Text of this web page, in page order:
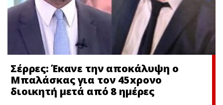
Σέρρες: Έκανε την αποκάλυψη ο
Μπαλάσκας για τον 45xρονο
διοικητή μετά από 8 ημέρες